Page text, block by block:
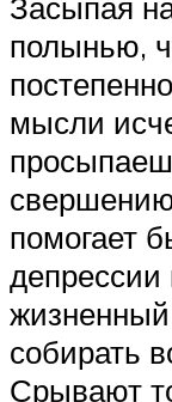
полынью,
мысли
помогает
собирать
Срывают